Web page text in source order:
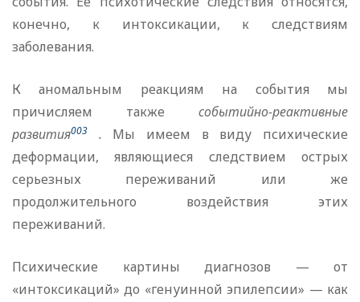
конечно, к интоксикации, к следствиям
заболевания.
К аномальным реакциям на события мы
причисляем также событийно-реактивные
развития003 . Мы имеем в виду психические
деформации, являющиеся следствием острых
серьезных переживаний или же
продолжительного воздействия этих
переживаний.
Психические картины диагнозов — от
«интоксикаций» до «генуинной эпилепсии» — как